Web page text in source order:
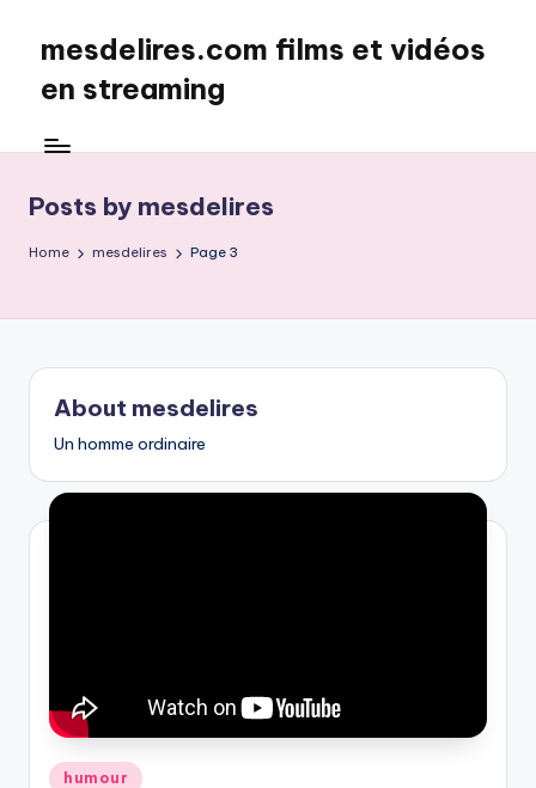
content
mesdelires.com films et vidéos
en streaming
:
et
complet
français
Posts by mesdelires
Home mesdelires Page 3
About mesdelires
Un homme ordinaire
Posted
humour